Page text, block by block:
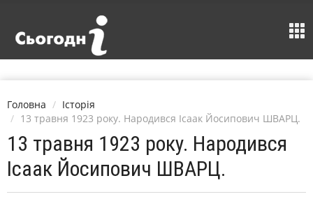
Головна
Історія
13 травня 1923 року. Народився Ісаак Йосипович ШВАРЦ.
13 травня 1923 року. Народився
Ісаак Йосипович ШВАРЦ.